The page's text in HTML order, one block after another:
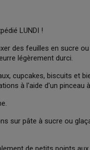
LUNDI !
des feuilles en sucre
légèrement durci.
cupcakes, biscuits et
à l'aide d'un pinceau
sur pâte à sucre ou